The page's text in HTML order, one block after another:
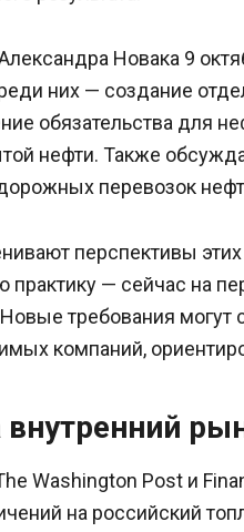
Новака 9
них — создание
обязательства для
нефти. Также
перевозок
перспективы
— сейчас на
требования могут
компаний,
Washington Post и
на российский